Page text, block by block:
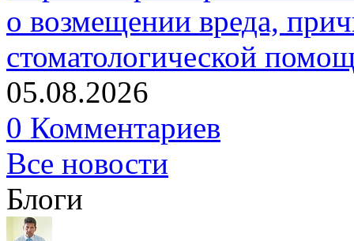
о возмещении вреда,
стоматологической
05.08.2026
0 Комментариев
Все новости
Блоги